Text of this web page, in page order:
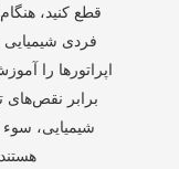
قطع کنید،
فردی
برابر
شیمیایی،